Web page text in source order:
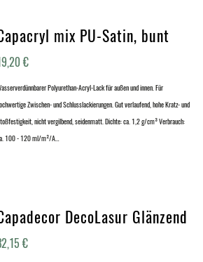
mix PU-Satin, bunt
€
Polyurethan-Acryl-Lack für außen und innen. Für
Zwischen- und Schlusslackierungen. Gut verlaufend, hohe Kratz- und
nicht vergilbend, seidenmatt. Dichte: ca. 1,2 g/cm³ Verbrauch:
100 - 120 ml/m²/A…
DecoLasur Glänzend
€